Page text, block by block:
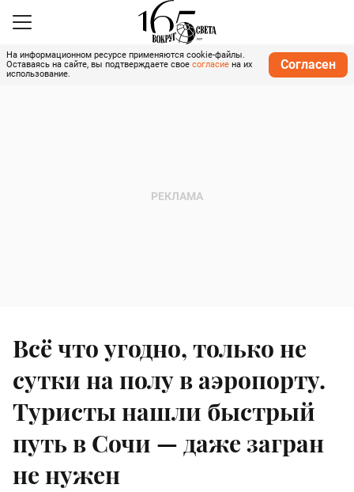
На информационном ресурсе применяются cookie-файлы.
Оставаясь на сайте, вы подтверждаете свое согласие на их
использование.
Согласен
Всё что угодно, только не
сутки на полу в аэропорту.
Туристы нашли быстрый
путь в Сочи — даже загран
не нужен